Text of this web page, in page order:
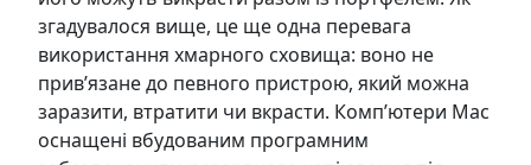
згадувалося вище, це ще одна перевага
використання хмарного сховища: воно не
прив’язане до певного пристрою, який можна
заразити, втратити чи вкрасти. Комп’ютери Mac
оснащені вбудованим програмним